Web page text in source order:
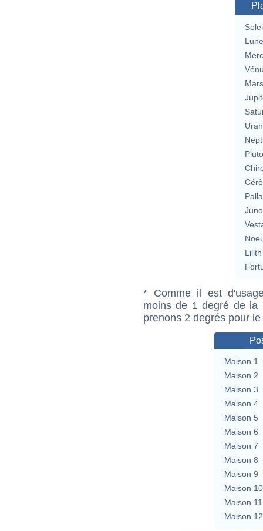
Lune
Mars
Lilith
* Comme il est
moins de 1 degré de la
prenons 2 degrés pour
Maison 1
Maison 2
Maison 3
Maison 4
Maison 5
Maison 6
Maison 7
Maison 8
Maison 9
Maison 10
Maison 11
Maison 12